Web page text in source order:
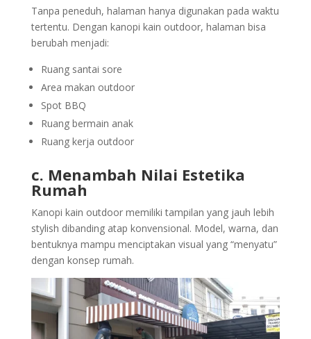
Tanpa peneduh, halaman hanya digunakan pada waktu
tertentu. Dengan kanopi kain outdoor, halaman bisa
berubah menjadi:
Ruang santai sore
Area makan outdoor
Spot BBQ
Ruang bermain anak
Ruang kerja outdoor
c. Menambah Nilai Estetika
Rumah
Kanopi kain outdoor memiliki tampilan yang jauh lebih
stylish dibanding atap konvensional. Model, warna, dan
bentuknya mampu menciptakan visual yang “menyatu”
dengan konsep rumah.